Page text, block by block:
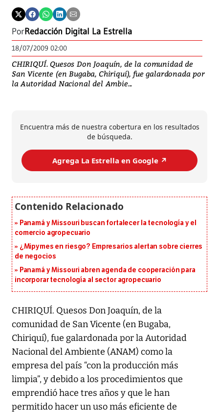
PorRedacción Digital La Estrella
18/07/2009 02:00
CHIRIQUÍ. Quesos Don Joaquín, de la comunidad de
San Vicente (en Bugaba, Chiriquí), fue galardonada por
la Autoridad Nacional del Ambie...
Encuentra más de nuestra cobertura en los resultados
de búsqueda.
Agrega La Estrella en Google ↗️
Panamá y Missouri buscan fortalecer la tecnología y el
comercio agropecuario
¿Mipymes en riesgo? Empresarios alertan sobre cierres
de negocios
Panamá y Missouri abren agenda de cooperación para
incorporar tecnología al sector agropecuario
CHIRIQUÍ. Quesos Don Joaquín, de la
comunidad de San Vicente (en Bugaba,
Chiriquí), fue galardonada por la Autoridad
Nacional del Ambiente (ANAM) como la
empresa del país “con la producción más
limpia”, y debido a los procedimientos que
emprendió hace tres años y que le han
permitido hacer un uso más eficiente de